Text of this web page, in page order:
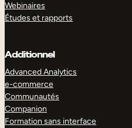
Webinaires
Études et rapports
Additionnel
Advanced Analytics
e-commerce
Communautés
Companion
Formation sans interface